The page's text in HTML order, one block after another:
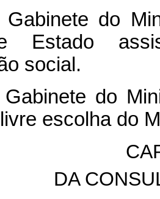
do
Estado
social.
do
escolha do
DA